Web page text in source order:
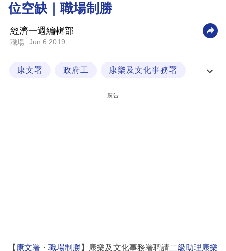
科
職
生
位空缺｜職場制勝
經濟一週編輯部
職場 Jun 6 2019
康文署 政府工 康樂及文化事務署
廣告
【 康文署 ・ 職場制勝 】康樂及文化事務署聘請二級助理康樂